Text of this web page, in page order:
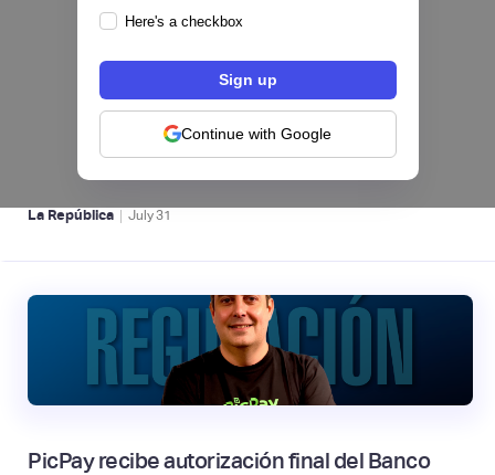
Here's a checkbox
Continue with Google
Nequi iniciará operaciones como compañía
de financiamiento en Colombia desde el 1 de
septiembre
NEOBANCOS 📲
La República | July31
PicPay recibe autorización final del Banco